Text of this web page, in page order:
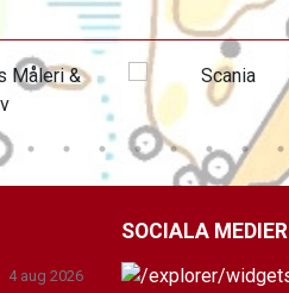
4 aug 2026
SOCIALA MEDIER